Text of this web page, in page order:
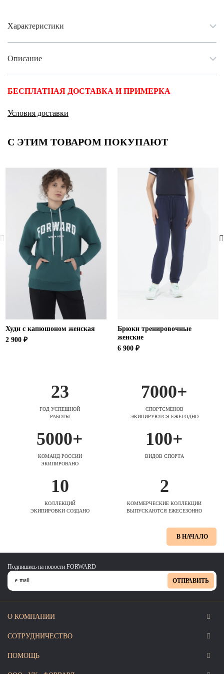
Характеристики
Описание
БЕСПЛАТНАЯ ДОСТАВКА И ПРИМЕРКА
Условия доставки
С ЭТИМ ТОВАРОМ ПОКУПАЮТ
Худи с капюшоном женская
2 900 ₽
Брюки тренировочные
женские
6 900 ₽
23
ГОД УСПЕШНОЙ
РАБОТЫ
7000+
СПОРТСМЕНОВ
ЭКИПИРУЮТСЯ ЕЖЕГОДНО
5000+
КОМАНД РОССИИ
ЭКИПИРОВАНО
100+
ВИДОВ СПОРТА
10
КОЛЛЕКЦИЙ
ЭКИПИРОВКИ СОЗДАНО
2
КОММЕРЧЕСКИЕ КОЛЛЕКЦИИ
ВЫПУСКАЮТСЯ ЕЖЕСЕЗОННО
В НАЧАЛО
Подпишись на новости FORWARD
ОТПРАВИТЬ
О КОМПАНИИ
СОТРУДНИЧЕСТВО
ПОМОЩЬ